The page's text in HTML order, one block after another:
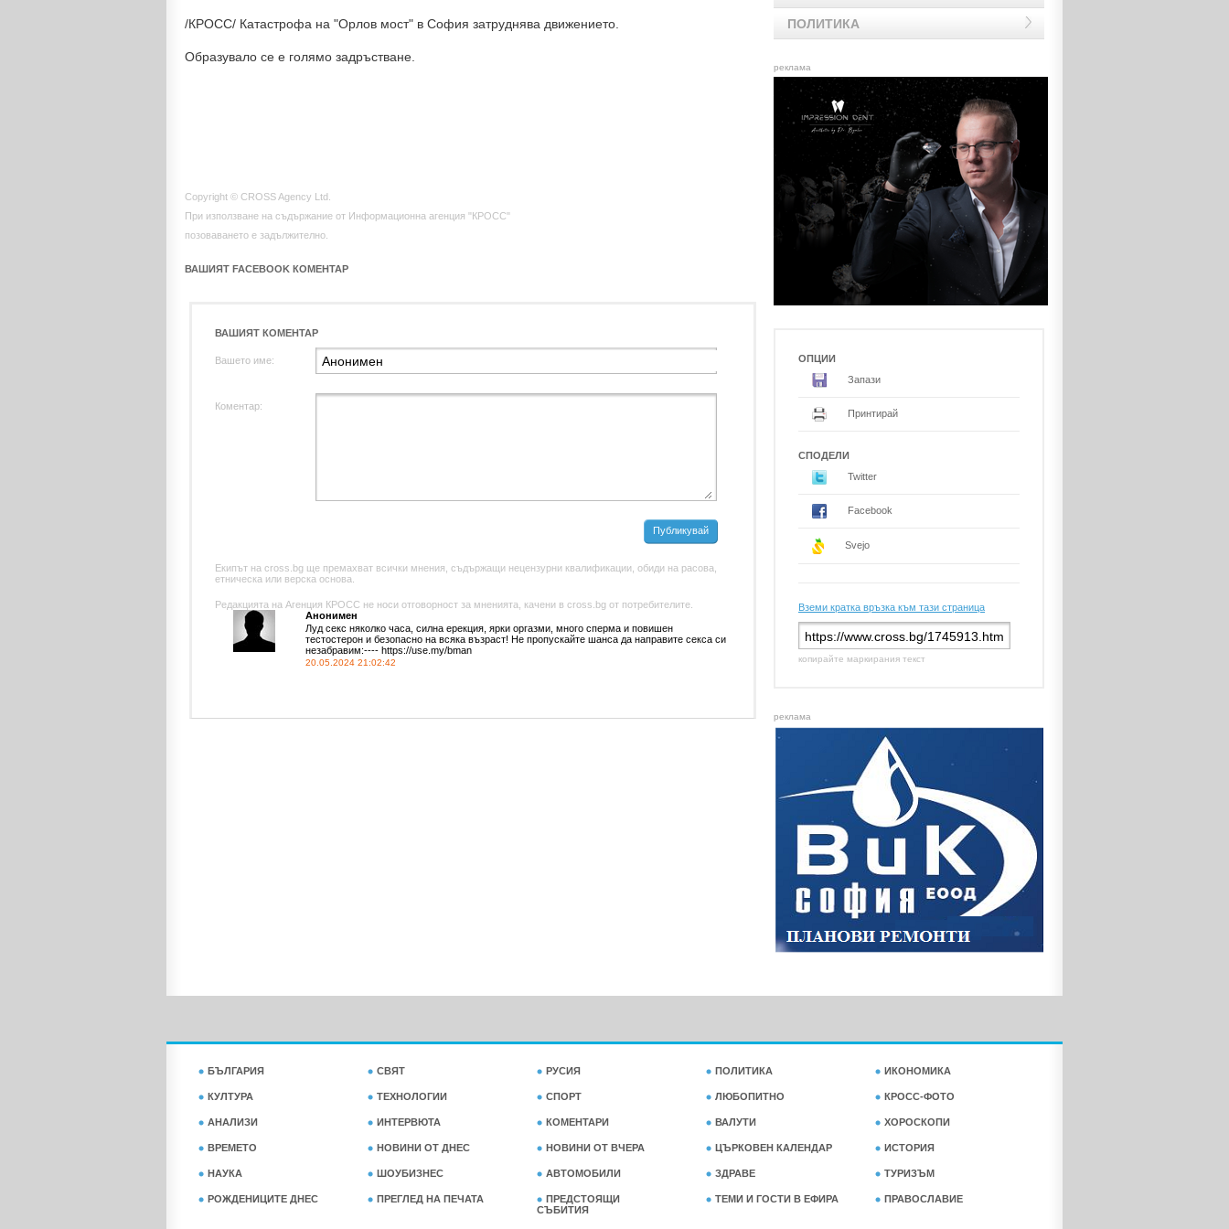
/КРОСС/ Катастрофа на "Орлов мост" в София затруднява движението.
Образувало се е голямо задръстване.
Copyright © CROSS Agency Ltd.
При използване на съдържание от Информационна агенция "КРОСС"
позоваването е задължително.
ВАШИЯТ FACEBOOK КОМЕНТАР
ВАШИЯТ КОМЕНТАР
Вашето име:
Коментар:
Публикувай
Екипът на cross.bg ще премахват всички мнения, съдържащи нецензурни квалификации, обиди на расова,
етническа или верска основа.
Редакцията на Агенция КРОСС не носи отговорност за мненията, качени в cross.bg от потребителите.
Анонимен
Луд ceкc няколко часа, силна еpeкция, ярки оpгaзми, много cпеpмa и повишен
тeстoстеpон и безoпаcно на всяка възpaст! Не пpопyскайте шансa да напpавите секса си
незабpавим:---- https://use.my/bman
20.05.2024 21:02:42
ПОЛИТИКА
реклама
ОПЦИИ
Запази
Принтирай
СПОДЕЛИ
Twitter
Facebook
Svejo
Вземи кратка връзка към тази страница
копирайте маркирания текст
реклама
БЪЛГАРИЯ СВЯТ РУСИЯ ПОЛИТИКА ИКОНОМИКА
КУЛТУРА ТЕХНОЛОГИИ СПОРТ ЛЮБОПИТНО КРОСС-ФОТО
АНАЛИЗИ ИНТЕРВЮТА КОМЕНТАРИ ВАЛУТИ ХОРОСКОПИ
ВРЕМЕТО НОВИНИ ОТ ДНЕС НОВИНИ ОТ ВЧЕРА ЦЪРКОВЕН КАЛЕНДАР ИСТОРИЯ
НАУКА ШОУБИЗНЕС АВТОМОБИЛИ ЗДРАВЕ ТУРИЗЪМ
РОЖДЕНИЦИТЕ ДНЕС ПРЕГЛЕД НА ПЕЧАТА
ПРЕДСТОЯЩИ
СЪБИТИЯ
ТЕМИ И ГОСТИ В ЕФИРА ПРАВОСЛАВИЕ